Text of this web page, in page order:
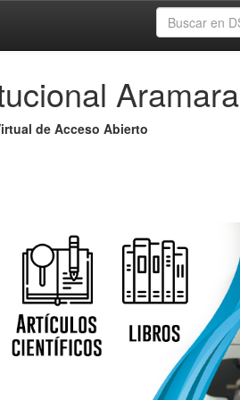
Aramara
de Acceso Abierto